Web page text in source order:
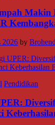
Makin
2026 by
Pendidikan